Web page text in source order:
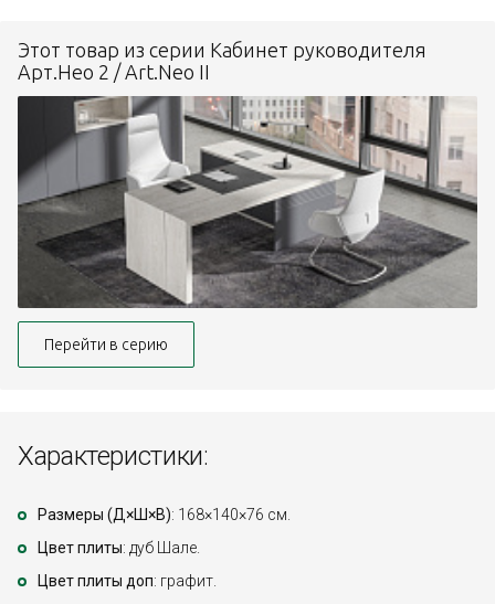
Этот товар из серии Кабинет руководителя
Арт.Нео 2 / Art.Neo II
Перейти в серию
Характеристики:
Размеры (Д×Ш×В): 168×140×76 см.
Цвет плиты: дуб Шале.
Цвет плиты доп: графит.